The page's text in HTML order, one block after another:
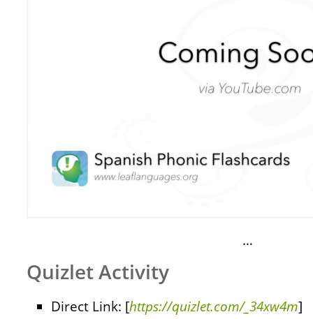
…
Quizlet Activity
Direct Link: [https://quizlet.com/_34xw4m]